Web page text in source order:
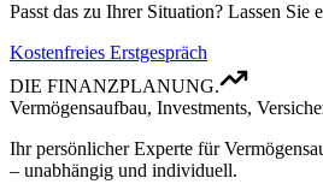
Passt das zu Ihrer Situation? Lassen Sie
Kostenfreies Erstgespräch
DIE FINANZPLANUNG.
Vermögensaufbau, Investments,
Ihr persönlicher Experte für
– unabhängig und individuell.